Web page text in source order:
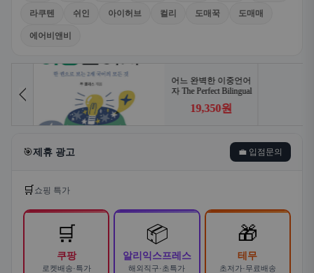
라쿠텐 쉬인 아이허브 컬리 도매꾹 도매매
에어비앤비
🎯제휴 광고 💼 입점문의
🛒 쇼핑 특가
🛒
쿠팡
로켓배송·특가
📦
알리익스프레스
해외직구·초특가
🎁
테무
초저가·무료배송